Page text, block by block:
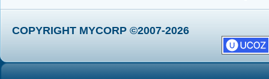
COPYRIGHT MYCORP ©2007-2026